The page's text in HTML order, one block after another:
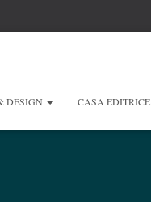
DESIGN CASA EDITRICE